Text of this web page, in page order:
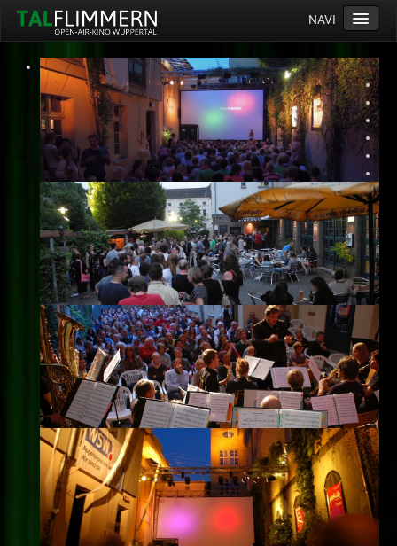
NAVI
Home
Programm
Service
Ticketinfos
Ort
Anreise
Wetter
Kinogutschein
Konzept
Archiv
Kontakt
Impressum
Datenschutz